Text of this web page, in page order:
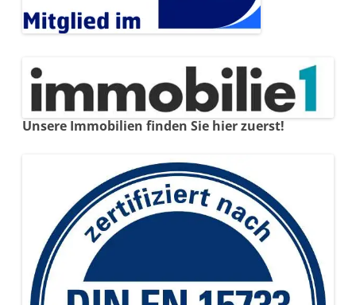
Unsere Immobilien finden Sie hier zuerst!